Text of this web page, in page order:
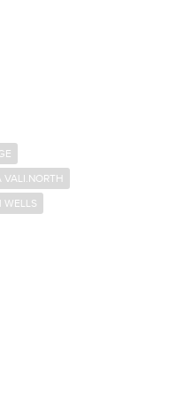
VALI.NORTH
WELLS